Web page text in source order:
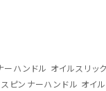
ーハンドル オイルスリ
ピンナーハンドル オイ